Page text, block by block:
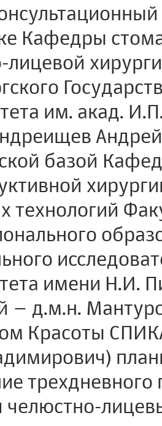
Кафедры
им. акад.
базой
технологий
имени Н.И.
– д.м.н.
Красоты
челюстно-